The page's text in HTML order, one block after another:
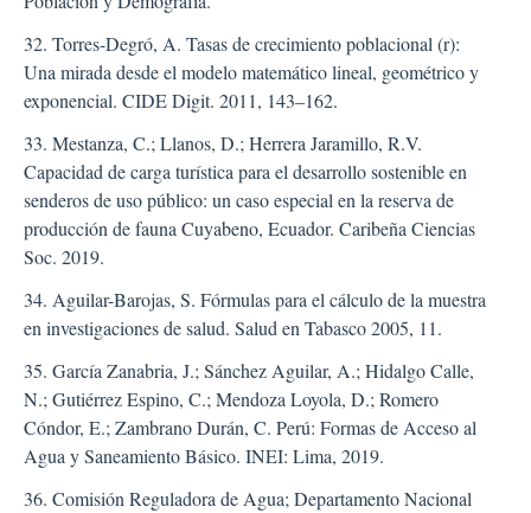
32. Torres-Degró, A. Tasas de crecimiento poblacional (r):
Una mirada desde el modelo matemático lineal, geométrico y
exponencial. CIDE Digit. 2011, 143–162.
33. Mestanza, C.; Llanos, D.; Herrera Jaramillo, R.V.
Capacidad de carga turística para el desarrollo sostenible en
senderos de uso público: un caso especial en la reserva de
producción de fauna Cuyabeno, Ecuador. Caribeña Ciencias
Soc. 2019.
34. Aguilar-Barojas, S. Fórmulas para el cálculo de la muestra
en investigaciones de salud. Salud en Tabasco 2005, 11.
35. García Zanabria, J.; Sánchez Aguilar, A.; Hidalgo Calle,
N.; Gutiérrez Espino, C.; Mendoza Loyola, D.; Romero
Cóndor, E.; Zambrano Durán, C. Perú: Formas de Acceso al
Agua y Saneamiento Básico. INEI: Lima, 2019.
36. Comisión Reguladora de Agua; Departamento Nacional